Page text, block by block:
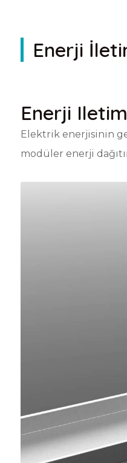
Enerji
Enerji
Elektrik enerjisinin
modüler enerji